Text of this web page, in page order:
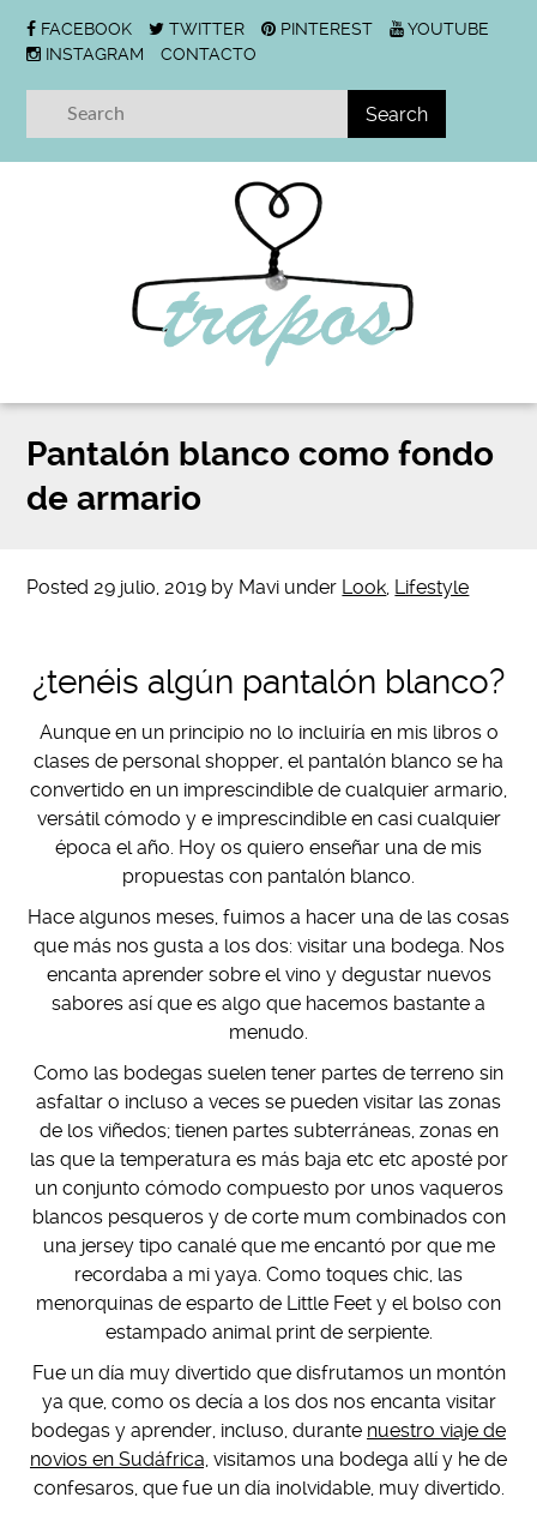
FACEBOOK TWITTER PINTEREST
YOUTUBE
INSTAGRAM
CONTACTO
Pantalón blanco como fondo
de armario
Posted29 julio, 2019 by Mavi under Look, Lifestyle
¿tenéis algún pantalón blanco?
Aunque en un principio no lo incluiría en mis libros o
clases de personal shopper, el pantalón blanco se ha
convertido en un imprescindible de cualquier armario,
versátil cómodo y e imprescindible en casi cualquier
época el año. Hoy os quiero enseñar una de mis
propuestas con pantalón blanco.
Hace algunos meses, fuimos a hacer una de las cosas
que más nos gusta a los dos: visitar una bodega. Nos
encanta aprender sobre el vino y degustar nuevos
sabores así que es algo que hacemos bastante a
menudo.
Como las bodegas suelen tener partes de terreno sin
asfaltar o incluso a veces se pueden visitar las zonas
de los viñedos; tienen partes subterráneas, zonas en
las que la temperatura es más baja etc etc aposté por
un conjunto cómodo compuesto por unos vaqueros
blancos pesqueros y de corte mum combinados con
una jersey tipo canalé que me encantó por que me
recordaba a mi yaya. Como toques chic, las
menorquinas de esparto de Little Feet y el bolso con
estampado animal print de serpiente.
Fue un día muy divertido que disfrutamos un montón
ya que, como os decía a los dos nos encanta visitar
bodegas y aprender, incluso, durante nuestro viaje de
novios en Sudáfrica, visitamos una bodega allí y he de
confesaros, que fue un día inolvidable, muy divertido.